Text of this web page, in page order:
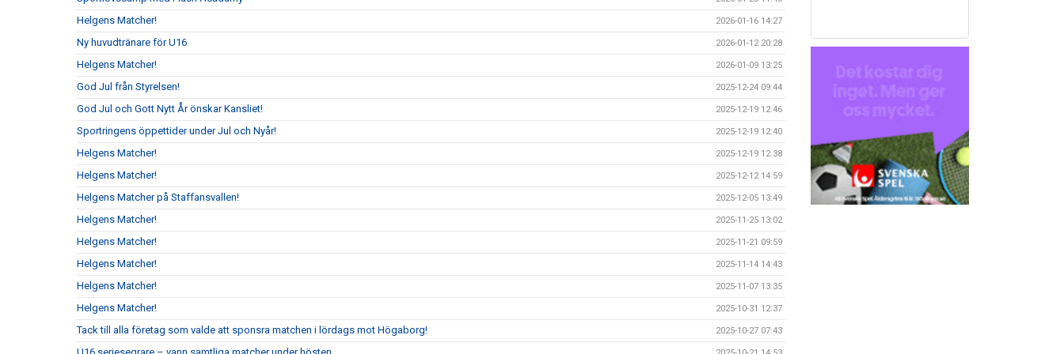
Helgens Matcher! 2026-01-16 14:27
Ny huvudtränare för U16 2026-01-12 20:28
Helgens Matcher! 2026-01-09 13:25
God Jul från Styrelsen! 2025-12-24 09:44
God Jul och Gott Nytt År önskar Kansliet! 2025-12-19 12:46
Sportringens öppettider under Jul och Nyår! 2025-12-19 12:40
Helgens Matcher! 2025-12-19 12:38
Helgens Matcher! 2025-12-12 14:59
Helgens Matcher på Staffansvallen! 2025-12-05 13:49
Helgens Matcher! 2025-11-25 13:02
Helgens Matcher! 2025-11-21 09:59
Helgens Matcher! 2025-11-14 14:43
Helgens Matcher! 2025-11-07 13:35
Helgens Matcher! 2025-10-31 12:37
Tack till alla företag som valde att sponsra matchen i lördags mot Högaborg! 2025-10-27 07:43